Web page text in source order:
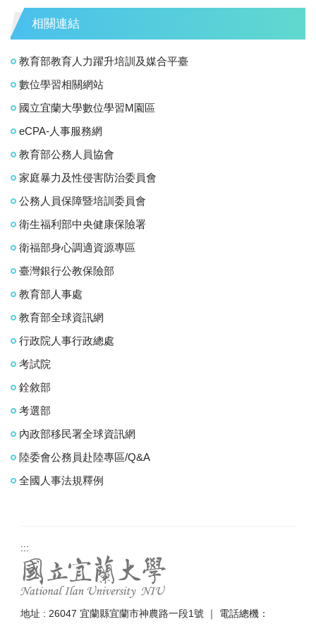
相關連結
教育部教育人力躍升培訓及媒合平臺
數位學習相關網站
國立宜蘭大學數位學習M園區
eCPA-人事服務網
教育部公務人員協會
家庭暴力及性侵害防治委員會
公務人員保障暨培訓委員會
衛生福利部中央健康保險署
衛福部身心調適資源專區
臺灣銀行公教保險部
教育部人事處
教育部全球資訊網
行政院人事行政總處
考試院
銓敘部
考選部
內政部移民署全球資訊網
陸委會公務員赴陸專區/Q&A
全國人事法規釋例
:::
地址 : 26047 宜蘭縣宜蘭市神農路一段1號 ｜ 電話總機：